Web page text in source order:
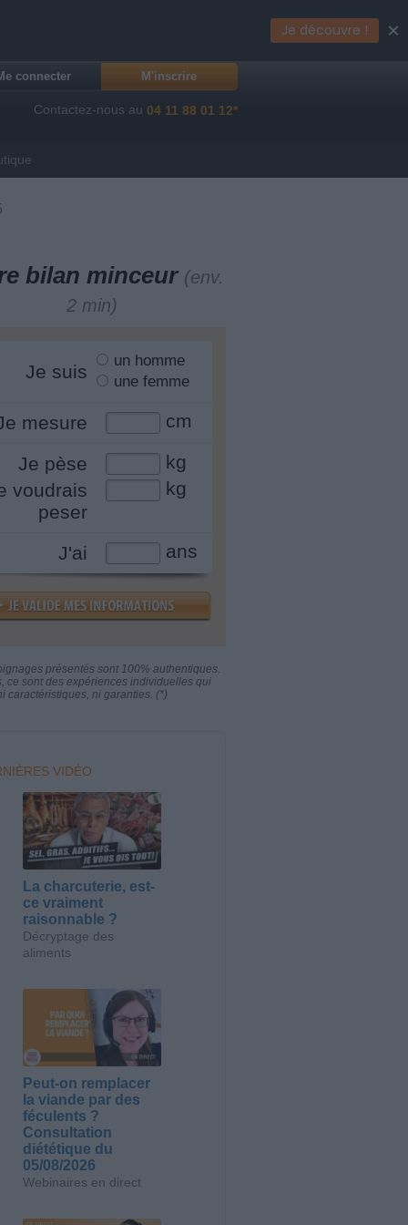
connecter M'inscrire
Contactez-nous au 04 11 88 01 12*
bilan minceur (env.
2 min)
Je suis
un homme
une femme
mesure cm
Je pèse
kg
voudrais
peser
kg
J'ai ans
présentés sont 100% authentiques.
ce sont des expériences individuelles qui
caractéristiques, ni garanties. (*)
VIDÉO
La charcuterie, est-
ce vraiment
raisonnable ?
Décryptage des
aliments
Peut-on remplacer
la viande par des
féculents ?
Consultation
diététique du
05/08/2026
Webinaires en direct
Je découvre ! ×